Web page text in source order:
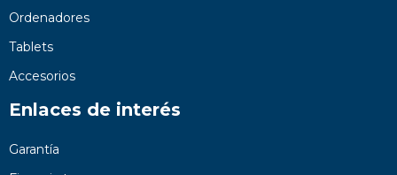
Ordenadores
Tablets
Accesorios
Enlaces de interés
Garantía